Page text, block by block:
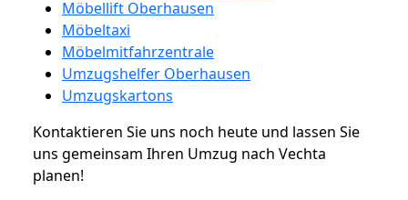
Möbellift Oberhausen
Möbeltaxi
Möbelmitfahrzentrale
Umzugshelfer Oberhausen
Umzugskartons
Kontaktieren Sie uns noch heute und lassen Sie
uns gemeinsam Ihren Umzug nach Vechta
planen!